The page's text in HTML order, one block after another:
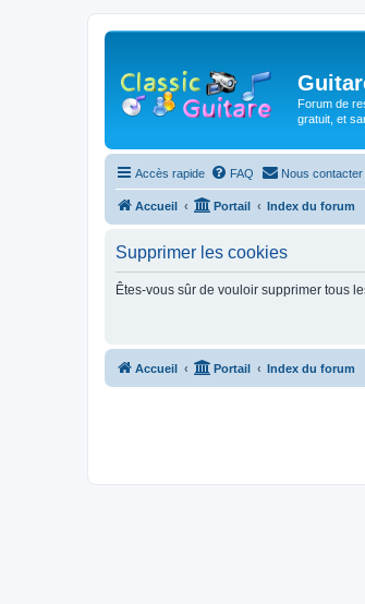
Forum de
gratuit, et
Accès rapide FAQ Nous contacter
Accueil Portail Index du forum
Supprimer les cookies
Êtes-vous sûr de vouloir supprimer tous
Accueil Portail Index du forum